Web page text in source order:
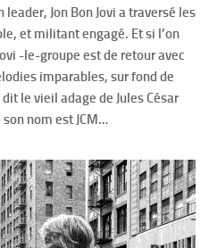
Jon Bon Jovi a traversé les
et militant engagé. Et si l’on
-le-groupe est de retour avec
imparables, sur fond de
le vieil adage de Jules César
nom est JCM…